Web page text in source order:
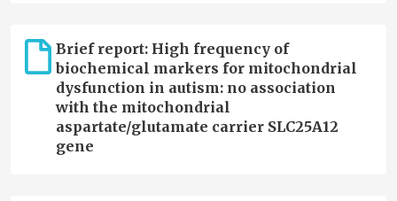
Brief report: High frequency of
biochemical markers for mitochondrial
dysfunction in autism: no association
with the mitochondrial
aspartate/glutamate carrier SLC25A12
gene